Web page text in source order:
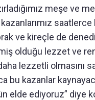
meşe ve
saatlerce
ve kireçle de
olduğu lezzet ve
lezzetli olmasını
bu kazanlar
elde ediyoruz” diye